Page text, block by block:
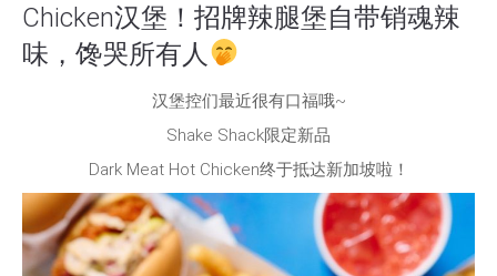
Chicken汉堡！招牌辣腿堡自带销魂辣
味，馋哭所有人
汉堡控们最近很有口福哦~
Shake Shack限定新品
Dark Meat Hot Chicken终于抵达新加坡啦！